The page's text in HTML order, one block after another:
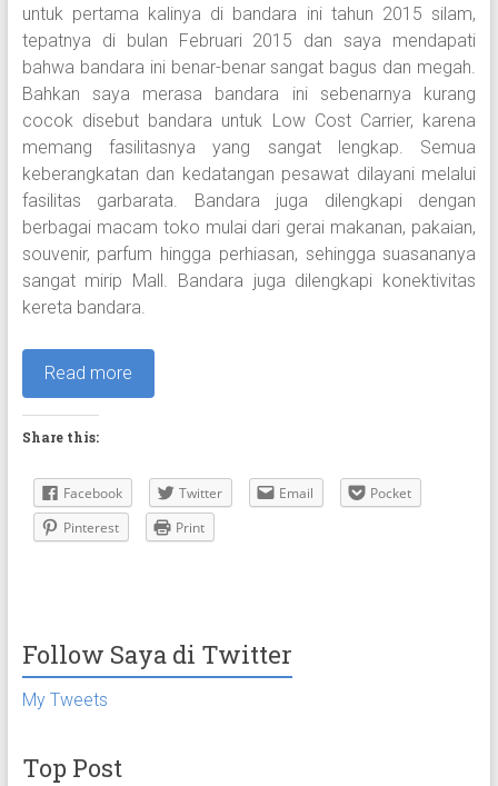
untuk pertama kalinya di bandara ini tahun 2015 silam,
tepatnya di bulan Februari 2015 dan saya mendapati
bahwa bandara ini benar-benar sangat bagus dan megah.
Bahkan saya merasa bandara ini sebenarnya kurang
cocok disebut bandara untuk Low Cost Carrier, karena
memang fasilitasnya yang sangat lengkap. Semua
keberangkatan dan kedatangan pesawat dilayani melalui
fasilitas garbarata. Bandara juga dilengkapi dengan
berbagai macam toko mulai dari gerai makanan, pakaian,
souvenir, parfum hingga perhiasan, sehingga suasananya
sangat mirip Mall. Bandara juga dilengkapi konektivitas
kereta bandara.
Read more
Share this:
Facebook Twitter Email
Pocket
Pinterest
Print
Follow Saya di Twitter
My Tweets
Top Post